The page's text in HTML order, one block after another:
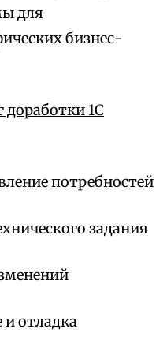
для
бизнес-
доработки 1С
потребностей
задания
и отладка